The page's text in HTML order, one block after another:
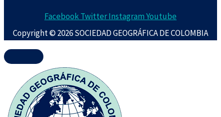
FacebookTwitterInstagramYoutube
Copyright © 2026 SOCIEDAD GEOGRÁFICA DE COLOMBIA